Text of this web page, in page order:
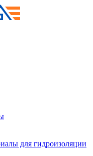
для гидроизоляции